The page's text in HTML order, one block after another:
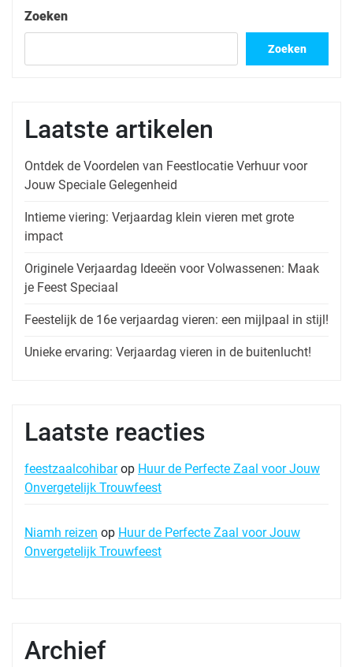
Zoeken
Zoeken
Laatste artikelen
Ontdek de Voordelen van Feestlocatie Verhuur voor
Jouw Speciale Gelegenheid
Intieme viering: Verjaardag klein vieren met grote
impact
Originele Verjaardag Ideeën voor Volwassenen: Maak
je Feest Speciaal
Feestelijk de 16e verjaardag vieren: een mijlpaal in stijl!
Unieke ervaring: Verjaardag vieren in de buitenlucht!
Laatste reacties
feestzaalcohibarop Huur de Perfecte Zaal voor Jouw
Onvergetelijk Trouwfeest
Niamh reizen op Huur de Perfecte Zaal voor Jouw
Onvergetelijk Trouwfeest
Archief